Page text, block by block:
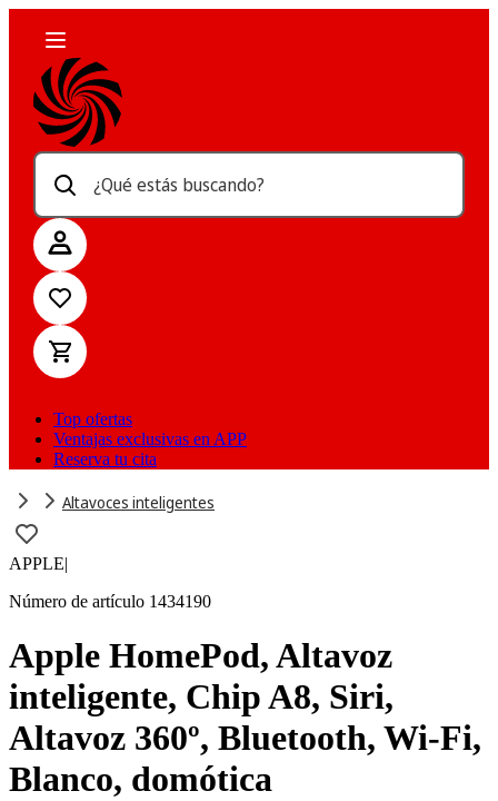
¿Qué estás buscando?
Top ofertas
Ventajas exclusivas en APP
Reserva tu cita
Altavoces inteligentes
APPLE|
Número de artículo 1434190
Apple HomePod, Altavoz
inteligente, Chip A8, Siri,
Altavoz 360º, Bluetooth, Wi-Fi,
Blanco, domótica